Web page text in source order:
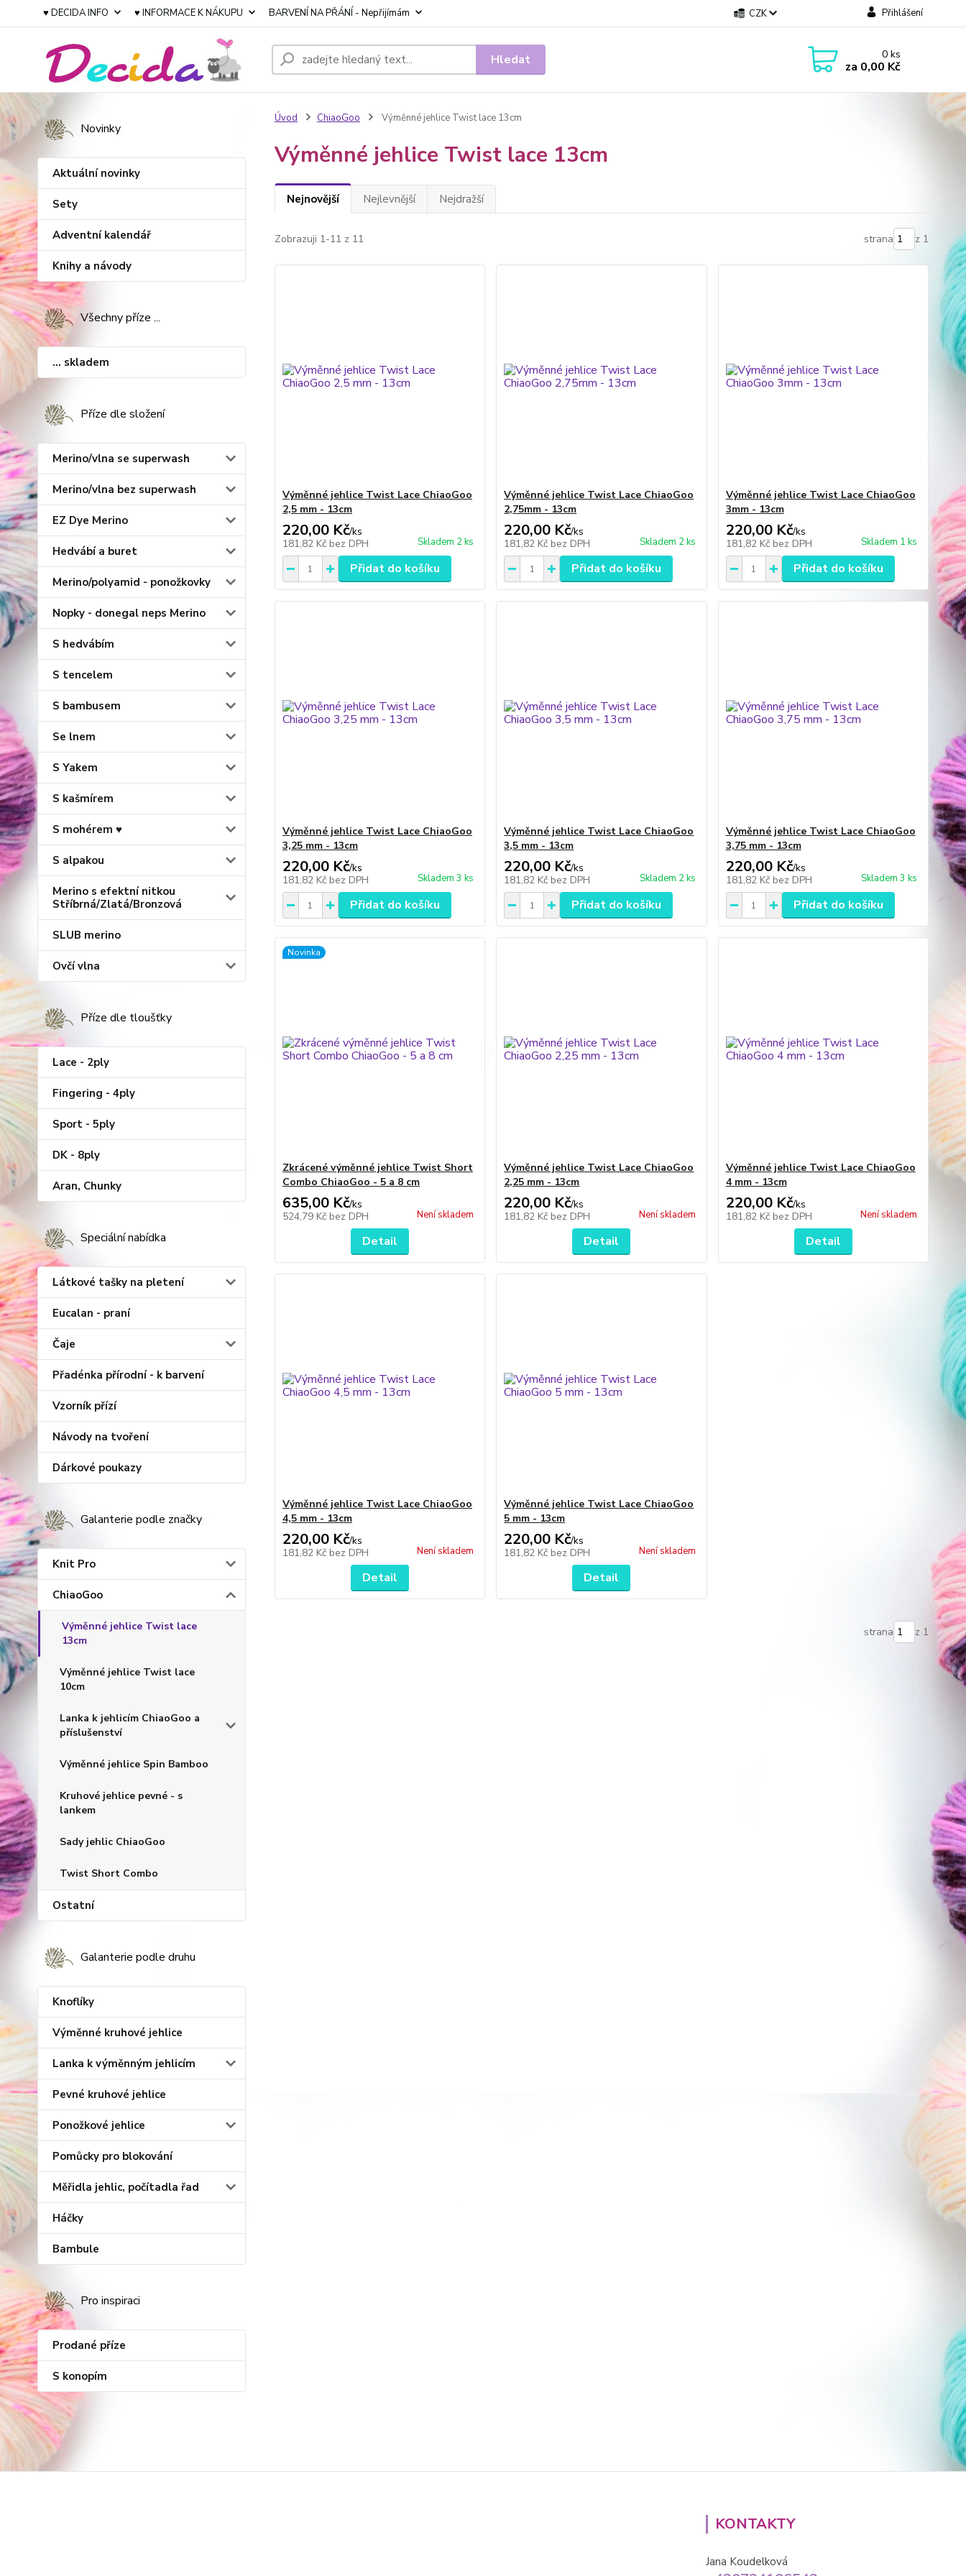
♥ DECIDA INFO ♥ INFORMACE K NÁKUPU BARVENÍ NA PŘÁNÍ - Nepřijímám CZK Přihlášení
Hledat 0ks
za 0,00 Kč
Novinky
Aktuální novinky
Sety
Adventní kalendář
Knihy a návody
Všechny příze ...
... skladem
Příze dle složení
Merino/vlna se superwash
Merino/vlna bez superwash
EZ Dye Merino
Hedvábí a buret
Merino/polyamid - ponožkovky
Nopky - donegal neps Merino
S hedvábím
S tencelem
S bambusem
Se lnem
S Yakem
S kašmírem
S mohérem ♥
S alpakou
Merino s efektní nitkou
Stříbrná/Zlatá/Bronzová
SLUB merino
Ovčí vlna
Příze dle tloušťky
Lace - 2ply
Fingering - 4ply
Sport - 5ply
DK - 8ply
Aran, Chunky
Speciální nabídka
Látkové tašky na pletení
Eucalan - praní
Čaje
Přadénka přírodní - k barvení
Vzorník přízí
Návody na tvoření
Dárkové poukazy
Galanterie podle značky
Knit Pro
ChiaoGoo
Výměnné jehlice Twist lace
13cm
Výměnné jehlice Twist lace
10cm
Lanka k jehlicím ChiaoGoo a
příslušenství
Výměnné jehlice Spin Bamboo
Kruhové jehlice pevné - s
lankem
Sady jehlic ChiaoGoo
Twist Short Combo
Ostatní
Galanterie podle druhu
Knoflíky
Výměnné kruhové jehlice
Lanka k výměnným jehlicím
Pevné kruhové jehlice
Ponožkové jehlice
Pomůcky pro blokování
Měřidla jehlic, počítadla řad
Háčky
Bambule
Pro inspiraci
Prodané příze
S konopím
Úvod ChiaoGoo Výměnné jehlice Twist lace 13cm
Výměnné jehlice Twist lace 13cm
Nejnovější Nejlevnější Nejdražší
Zobrazuji 1-11 z 11 strana z 1
Výměnné jehlice Twist Lace ChiaoGoo
2,5 mm - 13cm
220,00 Kč/ks
181,82 Kč bez DPH Skladem 2 ks
Přidat do košíku
Výměnné jehlice Twist Lace ChiaoGoo
2,75mm - 13cm
220,00 Kč/ks
181,82 Kč bez DPH Skladem 2 ks
Přidat do košíku
Výměnné jehlice Twist Lace ChiaoGoo
3mm - 13cm
220,00 Kč/ks
181,82 Kč bez DPH Skladem 1 ks
Přidat do košíku
Výměnné jehlice Twist Lace ChiaoGoo
3,25 mm - 13cm
220,00 Kč/ks
181,82 Kč bez DPH Skladem 3 ks
Přidat do košíku
Výměnné jehlice Twist Lace ChiaoGoo
3,5 mm - 13cm
220,00 Kč/ks
181,82 Kč bez DPH Skladem 2 ks
Přidat do košíku
Výměnné jehlice Twist Lace ChiaoGoo
3,75 mm - 13cm
220,00 Kč/ks
181,82 Kč bez DPH Skladem 3 ks
Přidat do košíku
Novinka
Zkrácené výměnné jehlice Twist Short
Combo ChiaoGoo - 5 a 8 cm
635,00 Kč/ks
524,79 Kč bez DPH Není skladem
Detail
Výměnné jehlice Twist Lace ChiaoGoo
2,25 mm - 13cm
220,00 Kč/ks
181,82 Kč bez DPH Není skladem
Detail
Výměnné jehlice Twist Lace ChiaoGoo
4 mm - 13cm
220,00 Kč/ks
181,82 Kč bez DPH Není skladem
Detail
Výměnné jehlice Twist Lace ChiaoGoo
4,5 mm - 13cm
220,00 Kč/ks
181,82 Kč bez DPH Není skladem
Detail
Výměnné jehlice Twist Lace ChiaoGoo
5 mm - 13cm
220,00 Kč/ks
181,82 Kč bez DPH Není skladem
Detail
strana z 1
KONTAKTY
Jana Koudelková